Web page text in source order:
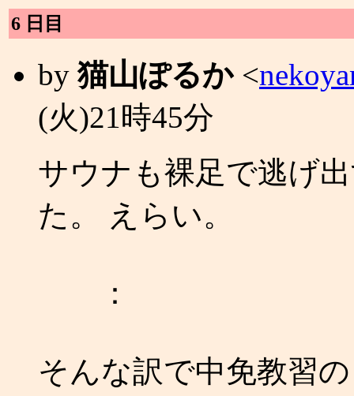
6 日目
by猫山ぽるか<
(火)21時45分
サウナも裸足で逃げ
た。 えらい。
：
そんな訳で中免教習